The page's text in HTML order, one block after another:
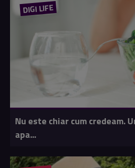
DIGI LIFE
Nu este chiar cum credeam.
apa...